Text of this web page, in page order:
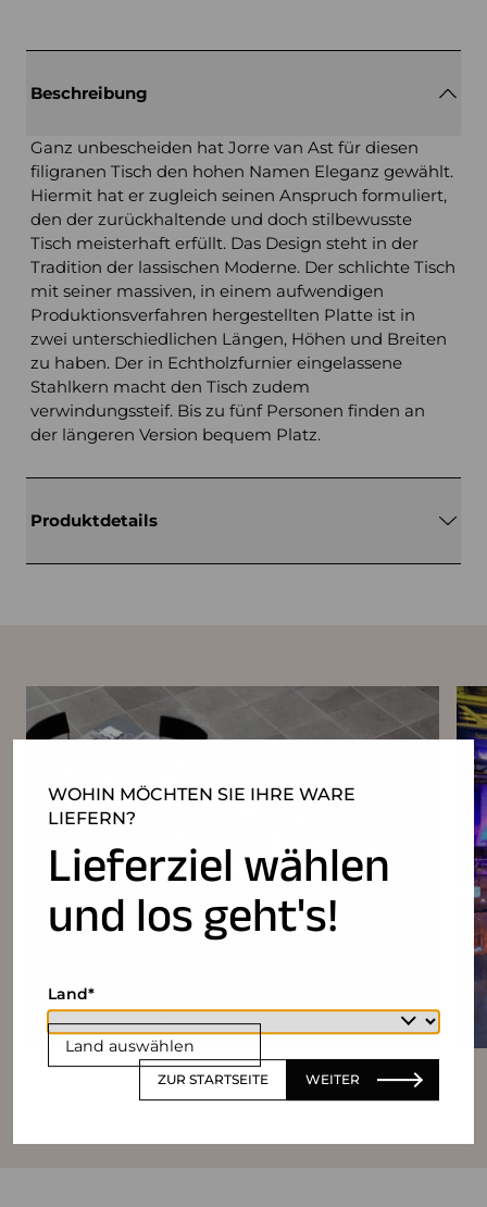
WOHIN MÖCHTEN SIE IHRE WARE
LIEFERN?
Lieferziel wählen
und los geht's!
Land auswählen
Land
ZUR STARTSEITE WEITER
Beschreibung
Ganz unbescheiden hat Jorre van Ast für diesen
filigranen Tisch den hohen Namen Eleganz gewählt.
Hiermit hat er zugleich seinen Anspruch formuliert,
den der zurückhaltende und doch stilbewusste
Tisch meisterhaft erfüllt. Das Design steht in der
Tradition der lassischen Moderne. Der schlichte Tisch
mit seiner massiven, in einem aufwendigen
Produktionsverfahren hergestellten Platte ist in
zwei unterschiedlichen Längen, Höhen und Breiten
zu haben. Der in Echtholzfurnier eingelassene
Stahlkern macht den Tisch zudem
verwindungssteif. Bis zu fünf Personen finden an
der längeren Version bequem Platz.
Produktdetails